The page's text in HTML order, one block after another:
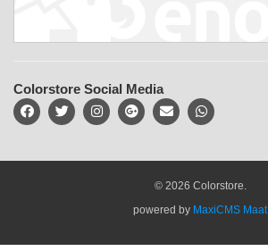
Colorstore Social Media
© 2026 Colorstore.
powered by MaxiCMS Maat